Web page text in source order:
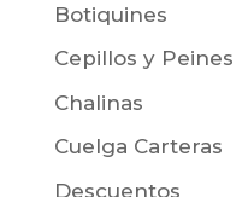
Botiquines
Cepillos y Peines
Chalinas
Cuelga Carteras
Descuentos